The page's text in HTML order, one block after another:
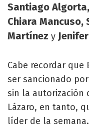
Santiago
Chiara Mancuso,
Martínez y
Cabe recordar
ser sancionado
sin la autorización
Lázaro, en tanto,
líder de la semana.